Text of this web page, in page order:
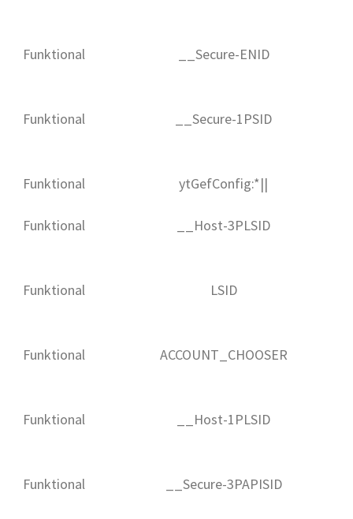
Funktional __Secure-ENID
Funktional __Secure-1PSID
Funktional ytGefConfig:*||
Funktional __Host-3PLSID
Funktional LSID
Funktional ACCOUNT_CHOOSER
Funktional __Host-1PLSID
Funktional __Secure-3PAPISID